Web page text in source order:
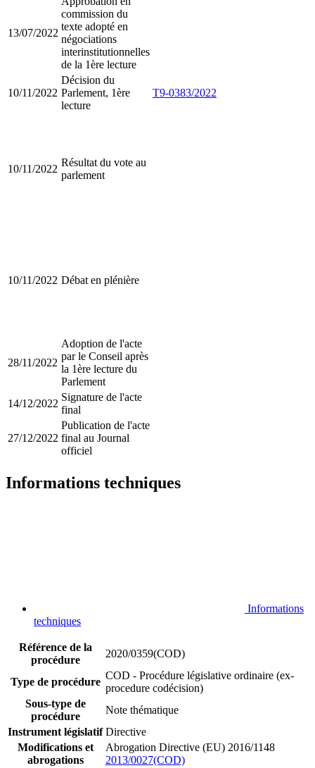
13/07/2022
commission du
texte adopté en
négociations
interinstitutionnelles
de la 1ère lecture
10/11/2022
Décision du
Parlement, 1ère
lecture
T9-0383/2022
10/11/2022
Résultat du vote au
parlement
10/11/2022 Débat en plénière
28/11/2022
Adoption de l'acte
par le Conseil après
la 1ère lecture du
Parlement
14/12/2022
Signature de l'acte
final
27/12/2022
Publication de l'acte
final au Journal
officiel
Informations techniques
Informations
techniques
Référence de la
procédure
2020/0359(COD)
Type de procédure
COD - Procédure législative ordinaire (ex-
procedure codécision)
Sous-type de
procédure
Note thématique
Instrument législatif Directive
Modifications et
abrogations
Abrogation Directive (EU) 2016/1148
2013/0027(COD)